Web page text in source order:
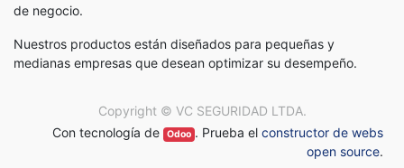
de negocio.
Nuestros productos están diseñados para pequeñas y
medianas empresas que desean optimizar su desempeño.
Copyright © VC SEGURIDAD LTDA.
Con tecnología de
Odoo . Prueba el constructor de webs
open source.